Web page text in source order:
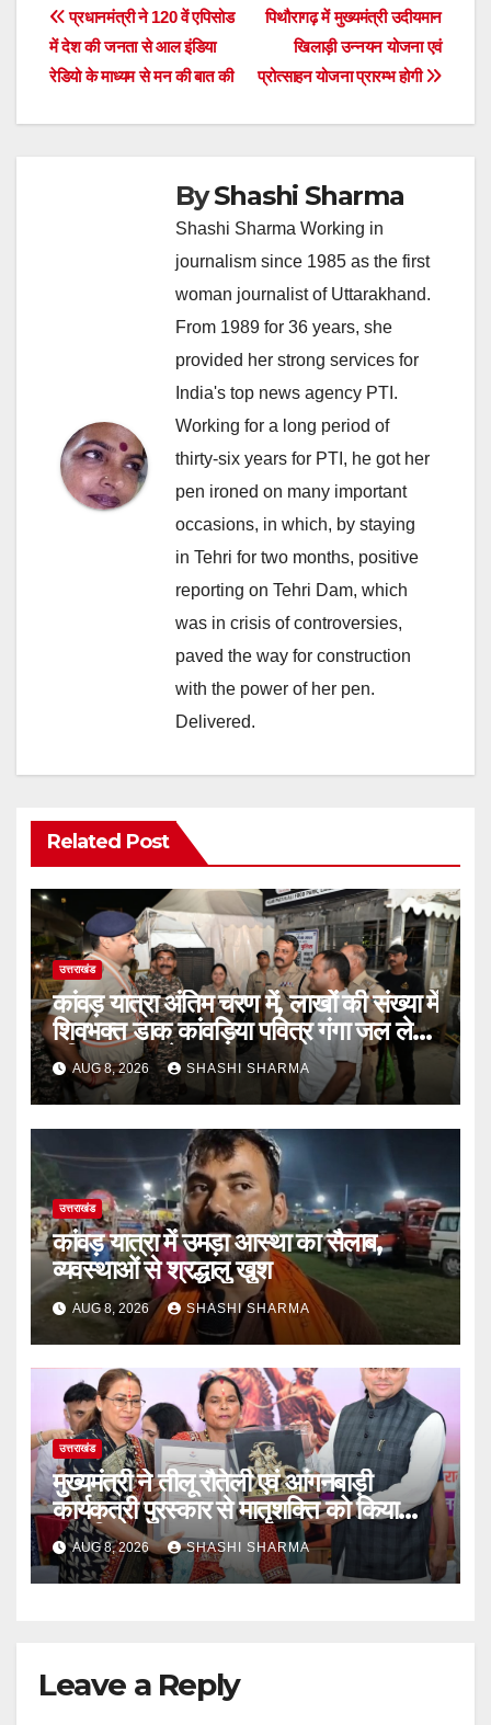
Post
navigation
पिथौरागढ़ में मुख्यमंत्री उदीयमान
खिलाड़ी उन्नयन योजना एवं
प्रोत्साहन योजना प्रारम्भ होगी
प्रधानमंत्री ने 120 वें एपिसोड
में देश की जनता से आल इंडिया
रेडियो के माध्यम से मन की बात की
ByShashi Sharma
Shashi Sharma Working in
journalism since 1985 as the first
woman journalist of Uttarakhand.
From 1989 for 36 years, she
provided her strong services for
India's top news agency PTI.
Working for a long period of
thirty-six years for PTI, he got her
pen ironed on many important
occasions, in which, by staying
in Tehri for two months, positive
reporting on Tehri Dam, which
was in crisis of controversies,
paved the way for construction
with the power of her pen.
Delivered.
Related Post
उत्तराखंड
कांवड़ यात्रा अंतिम चरण में, लाखों की संख्या में
शिवभक्त डाक कांवड़िया पवित्र गंगा जल लेने
हरिद्वार पहुंच रहे
AUG 8, 2026 SHASHI SHARMA
उत्तराखंड
कांवड़ यात्रा में उमड़ा आस्था का सैलाब,
व्यवस्थाओं से श्रद्धालु खुश
AUG 8, 2026 SHASHI SHARMA
उत्तराखंड
मुख्यमंत्री ने तीलू रौतेली एवं आंगनबाड़ी
कार्यकत्री पुरस्कार से मातृशक्ति को किया
सम्मानित
AUG 8, 2026 SHASHI SHARMA
Leave a Reply